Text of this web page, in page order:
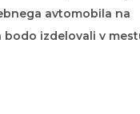
avtomobila na
izdelovali v